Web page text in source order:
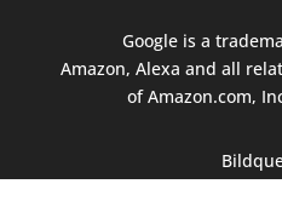
Google is a
Amazon, Alexa and all
of Amazon.com,